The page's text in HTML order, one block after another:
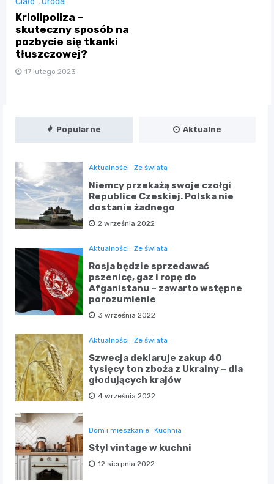
Kriolipoliza –
skuteczny sposób na
pozbycie się tkanki
tłuszczowej?
17 lutego 2023
Popularne Aktualne
Aktualności Ze świata
Niemcy przekażą swoje czołgi
Republice Czeskiej. Polska nie
dostanie żadnego
2 września 2022
Aktualności Ze świata
Rosja będzie sprzedawać
pszenicę, gaz i ropę do
Afganistanu – zawarto wstępne
porozumienie
3 września 2022
Aktualności Ze świata
Szwecja deklaruje zakup 40
tysięcy ton zboża z Ukrainy – dla
głodujących krajów
4 września 2022
Dom i mieszkanie Kuchnia
Styl vintage w kuchni
12 sierpnia 2022